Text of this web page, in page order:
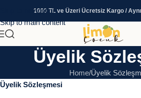
Skip to navigation
Skip to main content
1000 TL ve Üzeri Ücretsiz Kargo / Aynı
Üyelik
Home Üyelik
Üyelik Sözleşmesi